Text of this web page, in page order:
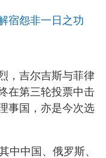
宿怨非一日之功
，吉尔吉斯与菲律
在第三轮投票中击
事国，亦是今次选
中中国、俄罗斯、